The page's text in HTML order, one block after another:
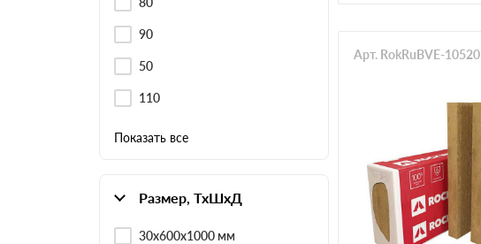
90
50
110
Показать все
Размер, ТхШхД
30х600х1000 мм
Арт. RokRuBVE-10520